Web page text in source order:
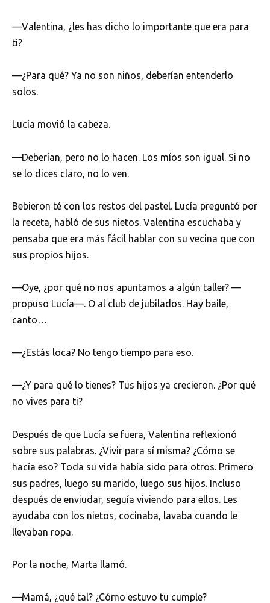
—Valentina, ¿les has dicho lo importante que era para
ti?
—¿Para qué? Ya no son niños, deberían entenderlo
solos.
Lucía movió la cabeza.
—Deberían, pero no lo hacen. Los míos son igual. Si no
se lo dices claro, no lo ven.
Bebieron té con los restos del pastel. Lucía preguntó por
la receta, habló de sus nietos. Valentina escuchaba y
pensaba que era más fácil hablar con su vecina que con
sus propios hijos.
—Oye, ¿por qué no nos apuntamos a algún taller? —
propuso Lucía—. O al club de jubilados. Hay baile,
canto…
—¿Estás loca? No tengo tiempo para eso.
—¿Y para qué lo tienes? Tus hijos ya crecieron. ¿Por qué
no vives para ti?
Después de que Lucía se fuera, Valentina reflexionó
sobre sus palabras. ¿Vivir para sí misma? ¿Cómo se
hacía eso? Toda su vida había sido para otros. Primero
sus padres, luego su marido, luego sus hijos. Incluso
después de enviudar, seguía viviendo para ellos. Les
ayudaba con los nietos, cocinaba, lavaba cuando le
llevaban ropa.
Por la noche, Marta llamó.
—Mamá, ¿qué tal? ¿Cómo estuvo tu cumple?